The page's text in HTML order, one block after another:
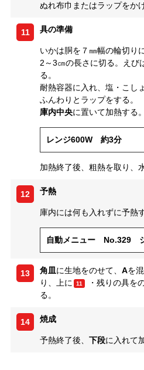
ぬれ布巾またはラップをか
11 具の準備
いかは胴を７㎜幅の輪切り
2～3㎝の長さに切る。えび
る。
耐熱容器に入れ、塩・こし
ふんわりとラップをする。
庫内中央に置いて加熱する。
レンジ600W 約3分
加熱終了後、粗熱を取り、
12 予熱
庫内には何も入れずに予熱
自動メニュー No.329
13 角皿 に生地をのせて、 Aを
り、上に
11
・残りの具を
る。
14 焼成
予熱終了後、 下段に入れて